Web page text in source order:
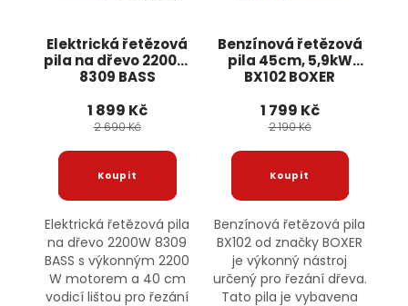
Elektrická řetězová
pila na dřevo 2200W
8309 BASS
1 899 Kč
2 690 Kč
Elektrická řetězová pila
na dřevo 2200W 8309
BASS s výkonným 2200
W motorem a 40 cm
vodicí lištou pro řezání
Benzínová řetězová
pila 45cm, 5,9kW
BX102 BOXER
1 799 Kč
2 190 Kč
Benzínová řetězová pila
BX102 od značky BOXER
je výkonný nástroj
určený pro řezání dřeva.
Tato pila je vybavena